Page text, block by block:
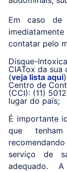
Em caso de
contatar pelo
Disque-
CIATox da
(veja lista aqui
Centro de
(CCI): (11)
lugar do país;
É importante
que
serviço de
adequado.